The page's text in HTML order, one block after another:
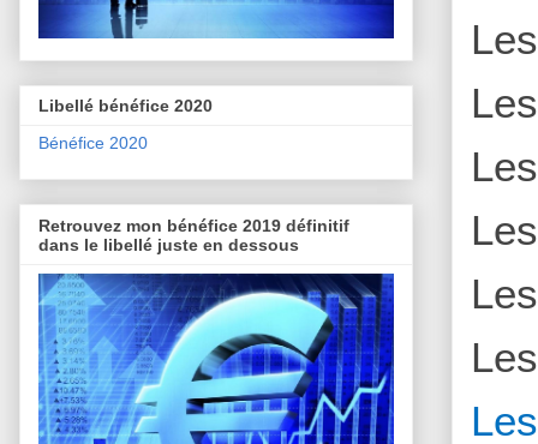
Libellé bénéfice 2020
Bénéfice 2020
Retrouvez mon bénéfice 2019 définitif
dans le libellé juste en dessous